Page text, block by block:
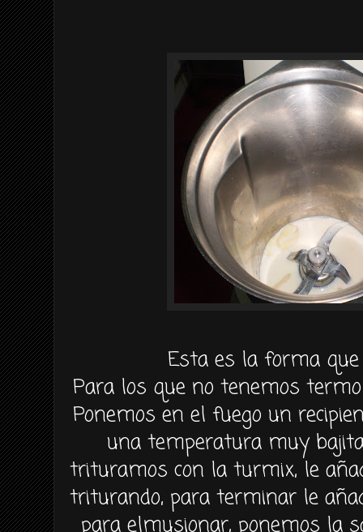
Esta es la forma que
Para los que no tenemos
Ponemos en el fuego un
una temperatura muy
trituramos con la turmix, le
triturando, para terminar le
paraelmusionar, ponemos la